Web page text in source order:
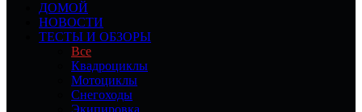
ДОМОЙ
НОВОСТИ
ТЕСТЫ И ОБЗОРЫ
Все
Квадроциклы
Мотоциклы
Снегоходы
Экипировка